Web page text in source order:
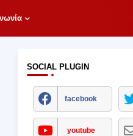
SOCIAL PLUGIN
facebook
youtube